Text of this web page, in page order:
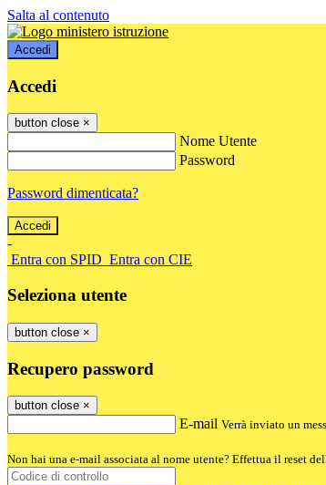
Salta al contenuto
Accedi
Accedi
button close ×
Nome Utente
Password
Password dimenticata?
-
Entra con SPID Entra con CIE
Seleziona utente
button close ×
Recupero password
button close ×
E-mail Verrà inviato un
Non hai una e-mail associata al nome utente? Effettua il reset